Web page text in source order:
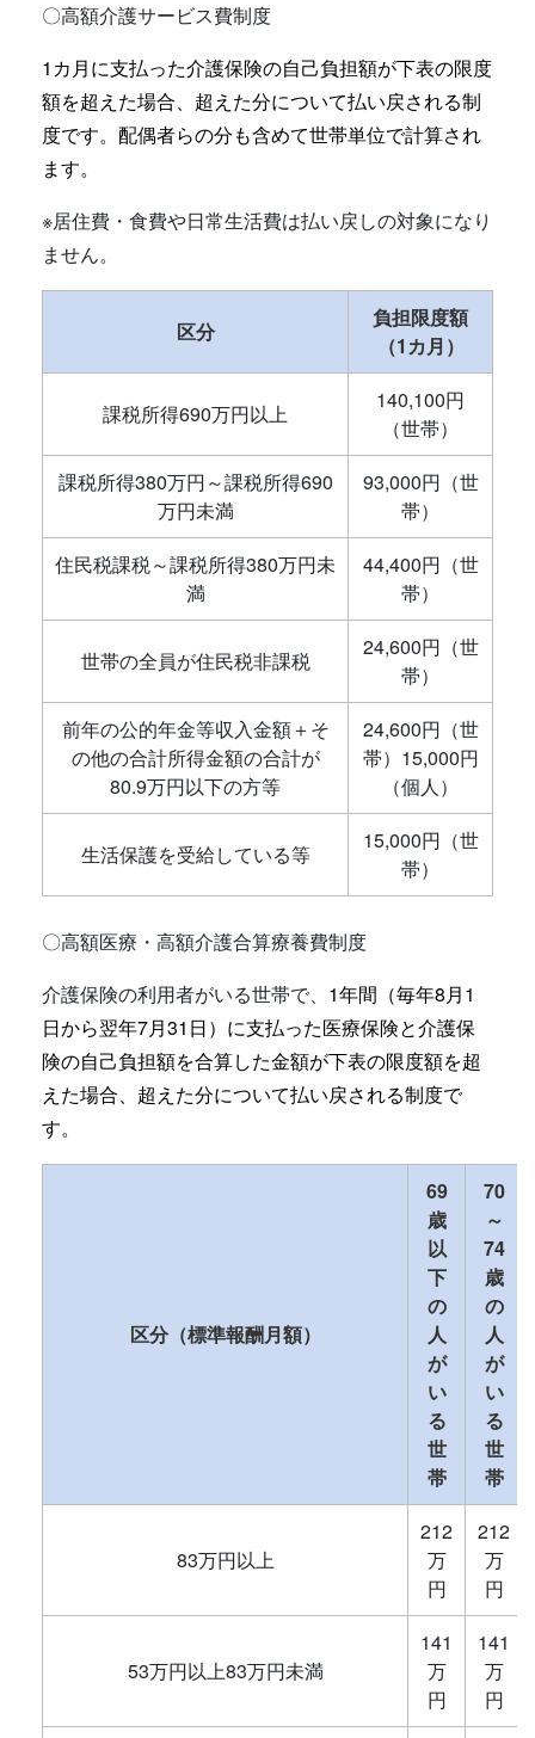
〇高額介護サービス費制度
1カ月に支払った介護保険の自己負担額が下表の限度
額を超えた場合、超えた分について払い戻される制
度です。配偶者らの分も含めて世帯単位で計算され
ます。
※居住費・食費や日常生活費は払い戻しの対象になり
ません。
区分
負担限度額
（1カ月）
課税所得690万円以上
140,100円
（世帯）
課税所得380万円～課税所得690
万円未満
93,000円（世
帯）
住民税課税～課税所得380万円未
満
44,400円（世
帯）
世帯の全員が住民税非課税
24,600円（世
帯）
前年の公的年金等収入金額＋そ
の他の合計所得金額の合計が
80.9万円以下の方等
24,600円（世
帯）15,000円
（個人）
生活保護を受給している等
15,000円（世
帯）
〇高額医療・高額介護合算療養費制度
介護保険の利用者がいる世帯で、 1年間（毎年8月1
日から翌年7月31日）に支払った医療保険と介護保
険の自己負担額を合算した金額が下表の限度額を超
えた場合、超えた分について払い戻される制度で
す。
区分（標準報酬月額）
69
歳
以
下
の
人
が
い
る
世
帯
70
～
74
歳
の
人
が
い
る
世
帯
83万円以上
212
万
円
212
万
円
53万円以上83万円未満
141
万
円
141
万
円